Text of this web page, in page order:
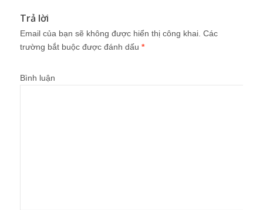
Trả lời
Email của bạn sẽ không được hiển thị công khai. Các
trường bắt buộc được đánh dấu *
Bình luận